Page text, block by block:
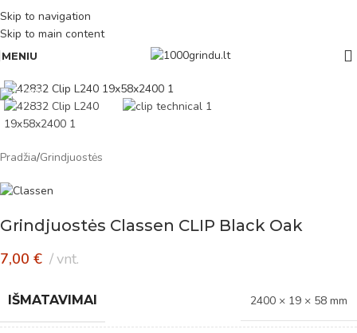
Skip to navigation
Skip to main content
MENIU
Pradžia/Grindjuostės
Grindjuostės Classen CLIP Black Oak
7,00 € vnt.
IŠMATAVIMAI 2400 × 19 × 58 mm